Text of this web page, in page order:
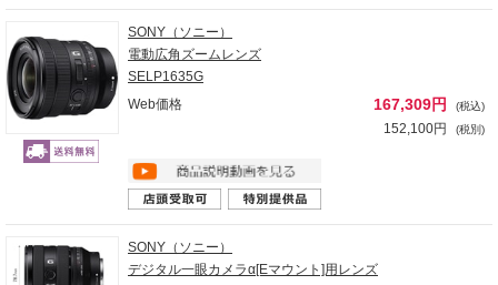
SONY（ソニー）
電動広角ズームレンズ
SELP1635G
Web価格
167,309円 (税込)
152,100円 (税別)
SONY（ソニー）
デジタル一眼カメラα[Eマウント]用レンズ